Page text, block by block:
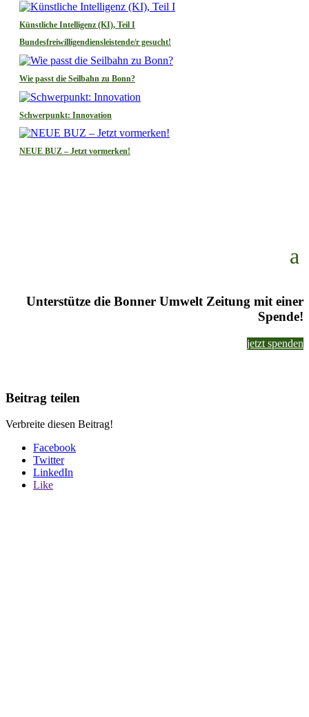
Künstliche Intelligenz (KI), Teil I
Bundesfreiwilligendiensleistende/r gesucht!
Wie passt die Seilbahn zu Bonn?
Schwerpunkt: Innovation
NEUE BUZ – Jetzt vormerken!
Unterstütze die Bonner Umwelt Zeitung mit einer
Spende!
jetzt spenden
Beitrag teilen
Verbreite diesen Beitrag!
Facebook
Twitter
LinkedIn
Like